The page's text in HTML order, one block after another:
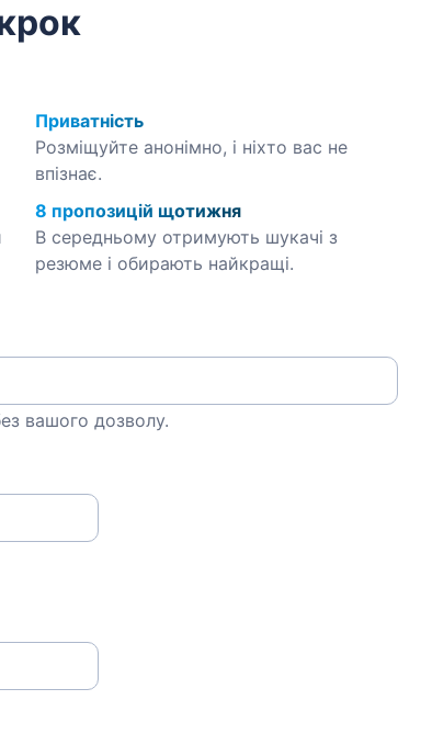
Приватність
Розміщуйте анонімно, і ніхто вас не
впізнає.
8 пропозицій щотижня
В середньому отримують шукачі з
резюме і обирають найкращі.
вашого дозволу.